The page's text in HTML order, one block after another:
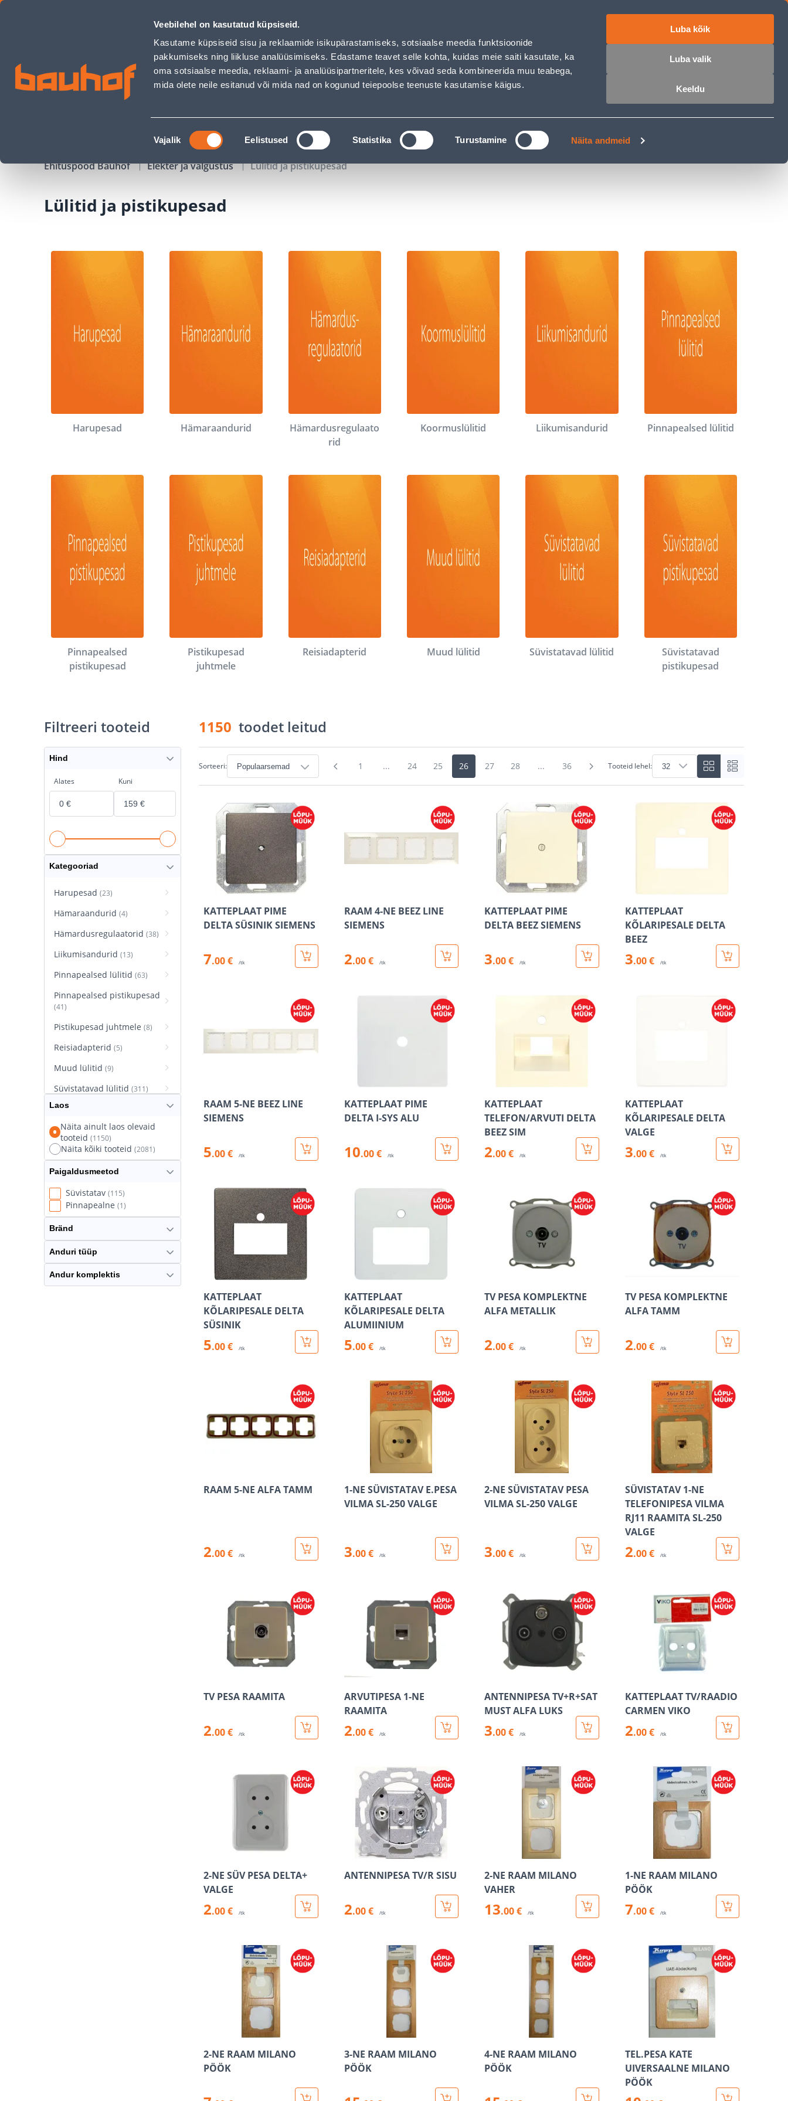
Veebilehel on kasutatud küpsiseid.
Kasutame küpsiseid sisu ja reklaamide isikupärastamiseks, sotsiaalse meedia funktsioonide
pakkumiseks ning liikluse analüüsimiseks. Edastame teavet selle kohta, kuidas meie saiti kasutate, ka
oma sotsiaalse meedia, reklaami- ja analüüsipartneritele, kes võivad seda kombineerida muu teabega,
mida olete neile esitanud või mida nad on kogunud teiepoolse teenuste kasutamise käigus.
Nõusoleku
valik
Vajalik Eelistused Statistika Turustamine Näita andmeid
Luba kõik
Luba valik
Keeldu
Lülitid ja pistikupesad - Bauhof has loaded
Äriklienditeenindus Klienditeenindus Teenused Karjäärileht
OTSI Logi sisse
KAMPAANIAD KATALOOGID TÖÖRIISTALAENUTUS JÄRELMAKS
Ehituspood Bauhof Elekter ja valgustus Lülitid ja pistikupesad
Lülitid ja pistikupesad
Harupesad Hämaraandurid
Hämardusregulaato
rid
Koormuslülitid Liikumisandurid Pinnapealsed lülitid
Pinnapealsed
pistikupesad
Pistikupesad
juhtmele
Reisiadapterid Muud lülitid Süvistatavad lülitid
Süvistatavad
pistikupesad
1150 toodet leitud
Sorteeri: 1 ... 24 25 26 27 28 ... 36 Tooteid lehel:
KATTEPLAAT PIME
DELTA SÜSINIK SIEMENS
7.00 € /tk
RAAM 4-NE BEEZ LINE
SIEMENS
2.00 € /tk
KATTEPLAAT PIME
DELTA BEEZ SIEMENS
3.00 € /tk
KATTEPLAAT
KÕLARIPESALE DELTA
BEEZ
3.00 € /tk
RAAM 5-NE BEEZ LINE
SIEMENS
5.00 € /tk
KATTEPLAAT PIME
DELTA I-SYS ALU
10.00 € /tk
KATTEPLAAT
TELEFON/ARVUTI DELTA
BEEZ SIM
2.00 € /tk
KATTEPLAAT
KÕLARIPESALE DELTA
VALGE
3.00 € /tk
KATTEPLAAT
KÕLARIPESALE DELTA
SÜSINIK
5.00 € /tk
KATTEPLAAT
KÕLARIPESALE DELTA
ALUMIINIUM
5.00 € /tk
TV PESA KOMPLEKTNE
ALFA METALLIK
2.00 € /tk
TV PESA KOMPLEKTNE
ALFA TAMM
2.00 € /tk
RAAM 5-NE ALFA TAMM
2.00 € /tk
1-NE SÜVISTATAV E.PESA
VILMA SL-250 VALGE
3.00 € /tk
2-NE SÜVISTATAV PESA
VILMA SL-250 VALGE
3.00 € /tk
SÜVISTATAV 1-NE
TELEFONIPESA VILMA
RJ11 RAAMITA SL-250
VALGE
2.00 € /tk
TV PESA RAAMITA
2.00 € /tk
ARVUTIPESA 1-NE
RAAMITA
2.00 € /tk
ANTENNIPESA TV+R+SAT
MUST ALFA LUKS
3.00 € /tk
KATTEPLAAT TV/RAADIO
CARMEN VIKO
2.00 € /tk
2-NE SÜV PESA DELTA+
VALGE
2.00 € /tk
ANTENNIPESA TV/R SISU
2.00 € /tk
2-NE RAAM MILANO
VAHER
13.00 € /tk
1-NE RAAM MILANO
PÖÖK
7.00 € /tk
2-NE RAAM MILANO
PÖÖK
3-NE RAAM MILANO
PÖÖK
4-NE RAAM MILANO
PÖÖK
TEL.PESA KATE
UIVERSAALNE MILANO
PÖÖK
Filtreeri tooteid
Hind
Alates Kuni
Kategooriad
Harupesad (23)
Hämaraandurid (4)
Hämardusregulaatorid (38)
Liikumisandurid (13)
Pinnapealsed lülitid (63)
Pinnapealsed pistikupesad
(41)
Pistikupesad juhtmele (8)
Reisiadapterid (5)
Muud lülitid (9)
Süvistatavad lülitid (311)
Süvistatavad pistikupesad
Termostaatlülitid
Laos
Näita ainult laos olevaid
tooteid (1150)
Näita kõiki tooteid (2081)
Paigaldusmeetod
Süvistatav (115)
Pinnapealne (1)
Bränd
Anduri tüüp
Andur komplektis